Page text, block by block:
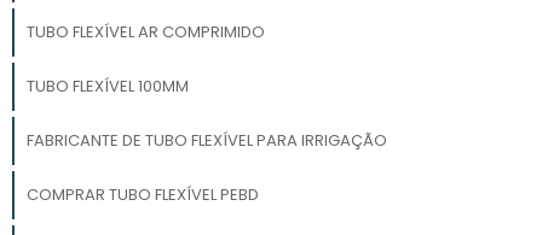
TUBO FLEXÍVEL AR COMPRIMIDO
TUBO FLEXÍVEL 100MM
FABRICANTE DE TUBO FLEXÍVEL PARA IRRIGAÇÃO
COMPRAR TUBO FLEXÍVEL PEBD